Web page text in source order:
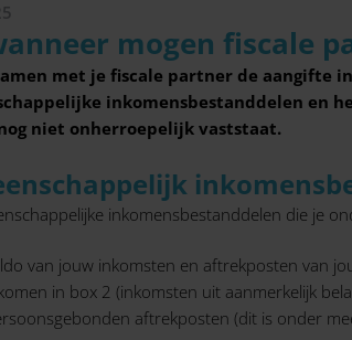
mogen fiscale
met je fiscale partner de aangifte
inkomensbestanddelen en
niet onherroepelijk vaststaat.
inkomensbestanddelen die je
van jouw inkomsten en aftrekposten van
in box 2 (inkomsten uit aanmerkelijk
aftrekposten (dit is onder